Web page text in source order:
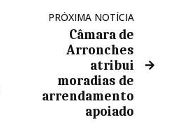
PRÓXIMA NOTÍCIA
Câmara de
Arronches
atribui
moradias de
arrendamento
apoiado